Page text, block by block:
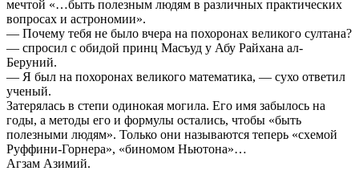
мечтой «…быть полезным людям в различных практических
вопросах и астрономии».
— Почему тебя не было вчера на похоронах великого султана?
— спросил с обидой принц Масъуд у Абу Райхана ал-
Беруний.
— Я был на похоронах великого математика, — сухо ответил
ученый.
Затерялась в степи одинокая могила. Его имя забылось на
годы, а методы его и формулы остались, чтобы «быть
полезными людям». Только они называются теперь «схемой
Руффини-Горнера», «биномом Ньютона»…
Агзам Азимий.